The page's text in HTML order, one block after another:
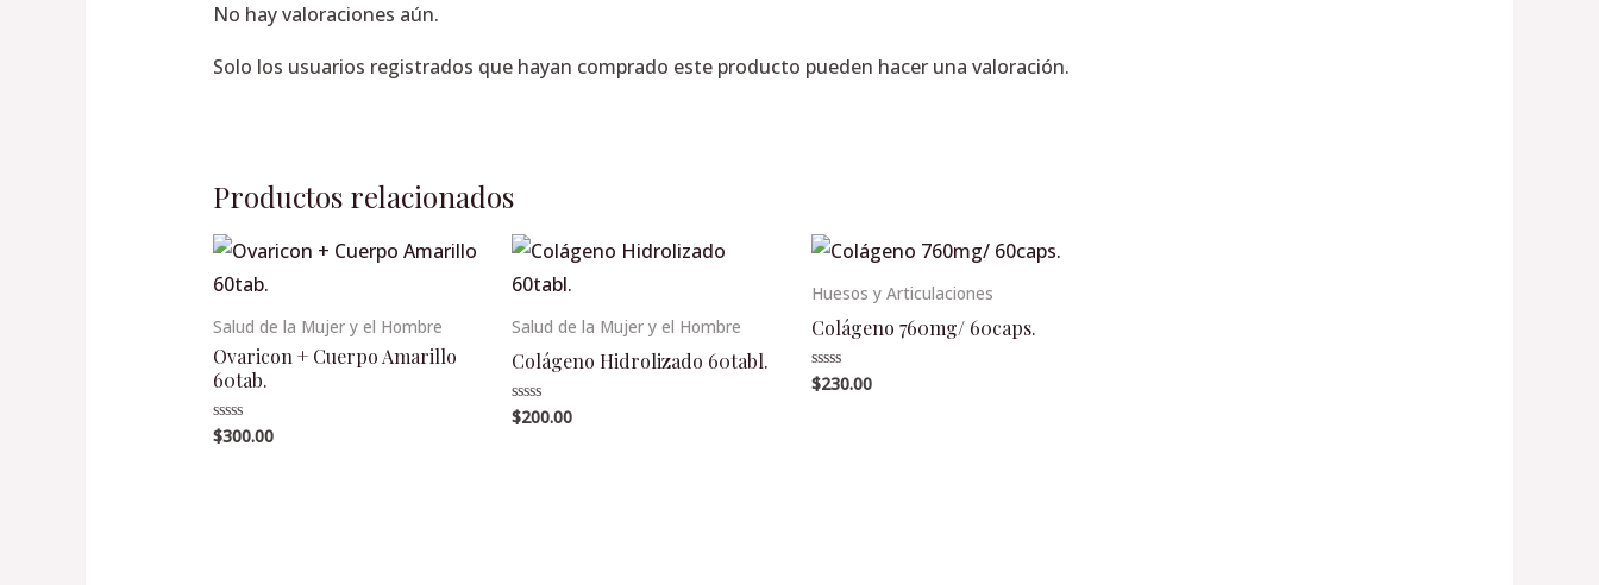
No hay valoraciones aún.
Solo los usuarios registrados que hayan comprado este producto pueden hacer una valoración.
Productos relacionados
Salud de la Mujer y el Hombre
Ovaricon + Cuerpo Amarillo
60tab.
Valorado
en
$300.00
Salud de la Mujer y el Hombre
Colágeno Hidrolizado 60tabl.
Valorado
en
$200.00
Huesos y Articulaciones
Colágeno 760mg/ 60caps.
Valorado
en
$230.00